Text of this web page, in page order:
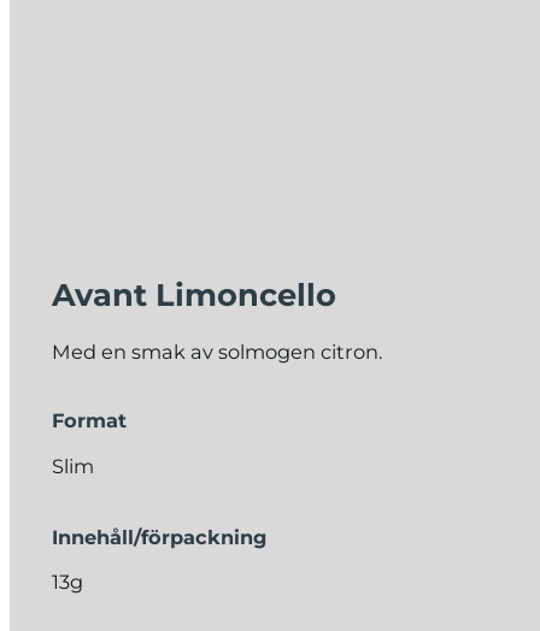
Avant Limoncello
Med en smak av solmogen citron.
Format
Slim
Innehåll/förpackning
13g